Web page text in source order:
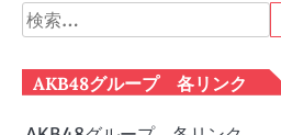
検
索:
AKB48グループ 各リンク